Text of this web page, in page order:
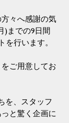
々へ感謝の気
)までの9日間
を行います。
ご用意してお
を、スタッフ
と驚く企画に